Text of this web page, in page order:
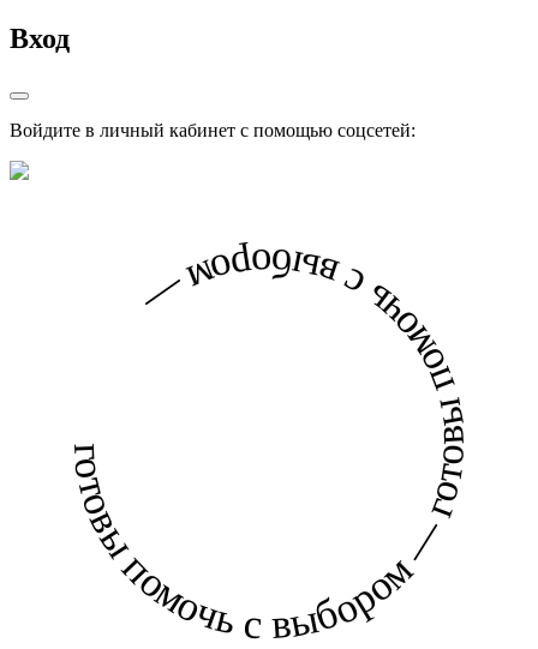
Вход
Войдите в личный кабинет с помощью соцсетей:
готовы помочь с выбором — готовы помочь с выбором —